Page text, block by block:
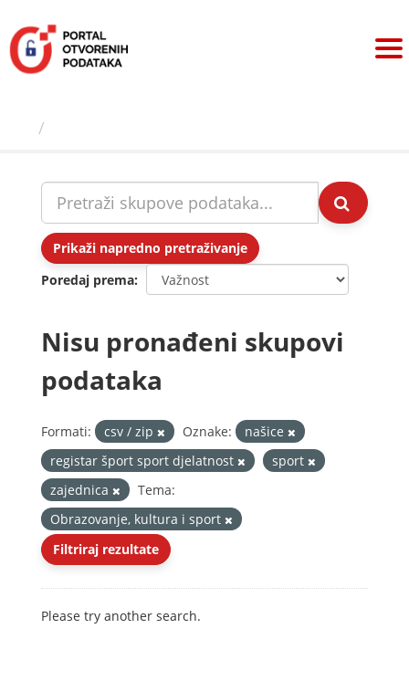
sadržaj
Prikaži napredno pretraživanje
Poredaj prema
Nisu pronađeni skupovi
podataka
Formati: csv / zip Oznake:
našice
registar šport sport djelatnost
sport
zajednica
Tema:
Obrazovanje, kultura i sport
Filtriraj rezultate
Please try another search.